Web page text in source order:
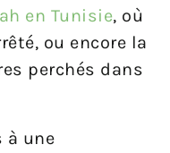
en Tunisie, où
ou encore la
perchés dans
à une